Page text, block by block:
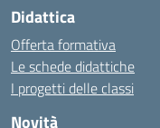
Didattica
Offerta formativa
Le schede didattiche
I progetti delle classi
Novità